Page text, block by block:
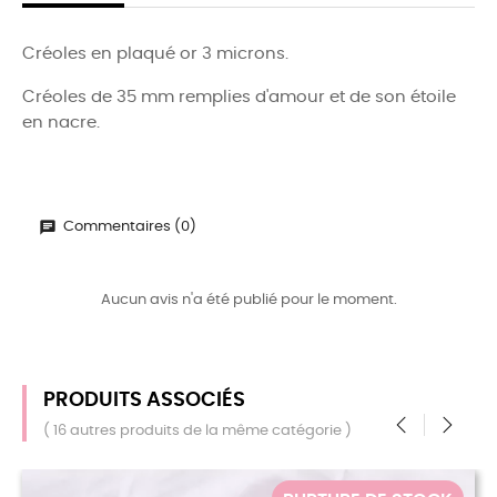
Créoles en plaqué or 3 microns.
Créoles de 35 mm remplies d'amour et de son étoile
en nacre.
Commentaires (0)
Aucun avis n'a été publié pour le moment.
PRODUITS ASSOCIÉS
( 16 autres produits de la même catégorie )